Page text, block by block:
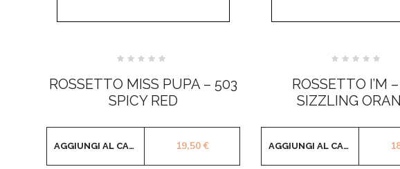
su
5
ROSSETTO MISS PUPA – 503
SPICY RED
19,50€
AGGIUNGI AL CARRELLO
su
5
ROSSETTO I’M
SIZZLING
AGGIUNGI AL CARRELLO